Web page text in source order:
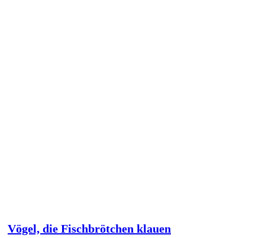
Vögel, die Fischbrötchen klauen